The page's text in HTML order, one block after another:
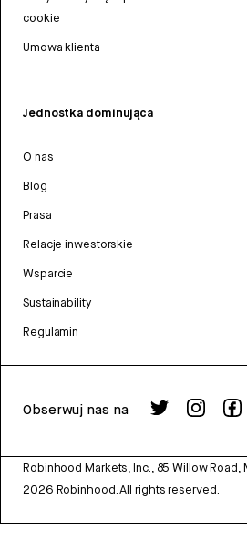
cookie
Umowa klienta
Jednostka dominująca
O nas
Blog
Prasa
Relacje inwestorskie
Wsparcie
Sustainability
Regulamin
Obserwuj nas na
Robinhood Markets, Inc., 85 Willow Road,
2026 Robinhood. All rights reserved.